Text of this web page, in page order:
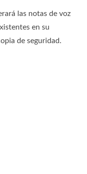
las notas de voz
en su
de seguridad.